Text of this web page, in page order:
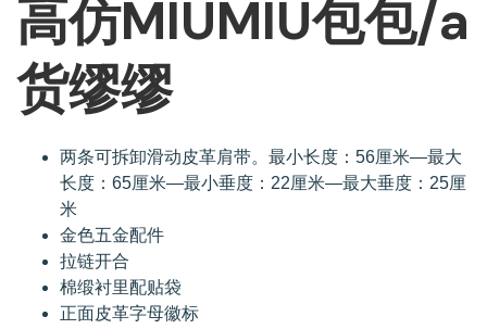
高仿MIUMIU包包/a
货缪缪
两条可拆卸滑动皮革肩带。最小长度：56厘米—最大
长度：65厘米—最小垂度：22厘米—最大垂度：25厘
米
金色五金配件
拉链开合
棉缎衬里配贴袋
正面皮革字母徽标